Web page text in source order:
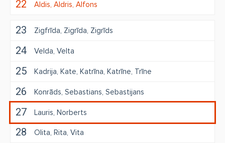
22 Aldis Aldris Alfons
23 Zigfrīda Zigrīda Zigrīds
24 Velda Velta
25 Kadrija Kate Katrīna Katrīne Trīne
26 Konrāds Sebastians Sebastijans
27 Lauris Norberts
28 Olita Rita Vita